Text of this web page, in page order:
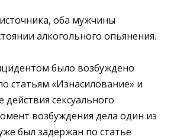
оба мужчины
алкогольного опьянения.
было возбуждено
статьям «Изнасилование» и
действия сексуального
возбуждения дела один из
был задержан по статье